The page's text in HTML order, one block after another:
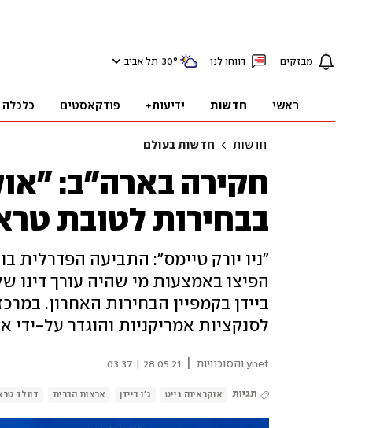
מבזקים דווחו לנו 30° תל אביב
ראשי חדשות ידיעות+ פודקאסטים כלכלה
חדשות חדשות בעולם
חקירה בארה"ב:
בבחירות לטובת
"ניו יורק טיימס": התביעה הפדרלית
הפיצו באמצעות מי שהיה עורך דינו
ביידן בקמפיין הבחירות האחרון.
לסנקציות אמריקניות והוגדר על-ידי
ynet והסוכנויות 28.05.21 | 03:37
תגיות אוקראינה גייט ג'ו ביידן ארצות הברית דונלד